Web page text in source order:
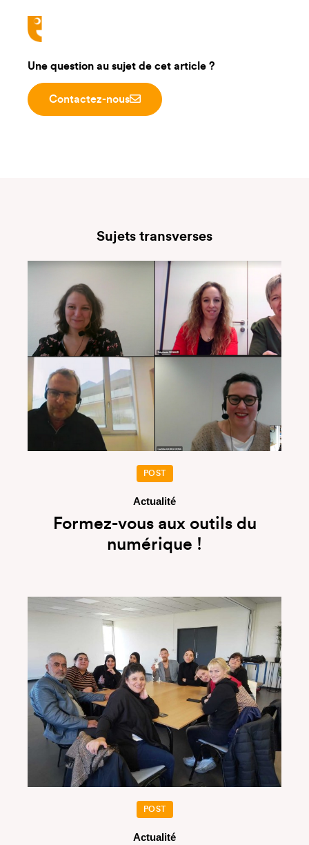
Une question au sujet de cet article ?
Contactez-nous
Sujets transverses
POST
Actualité
Formez-vous aux outils du
numérique !
POST
Actualité